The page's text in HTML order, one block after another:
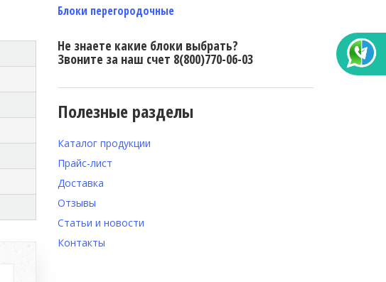
Блоки перегородочные
Не знаете какие блоки выбрать?
Звоните за наш счет 8(800)770-06-03
Полезные разделы
Каталог продукции
Прайс-лист
Доставка
Отзывы
Статьи и новости
Контакты